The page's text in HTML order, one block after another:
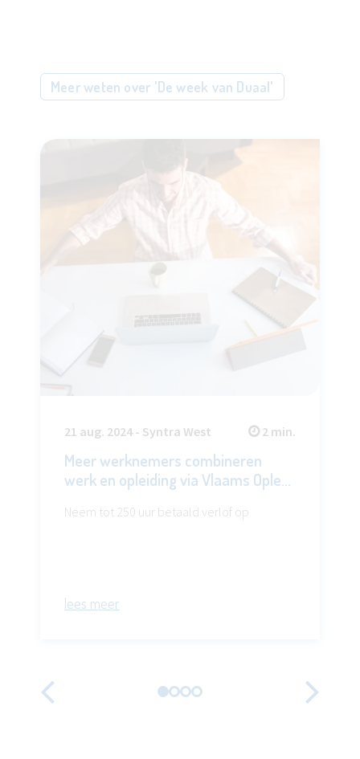
Meer weten over 'De week van Duaal'
07 dec. 2022 - Syntra West 1 min.
Opleidingsdatabank Vlaamse
opleidingsincentives geeft raad
Check welke opleiding recht geeft op een
lees meer